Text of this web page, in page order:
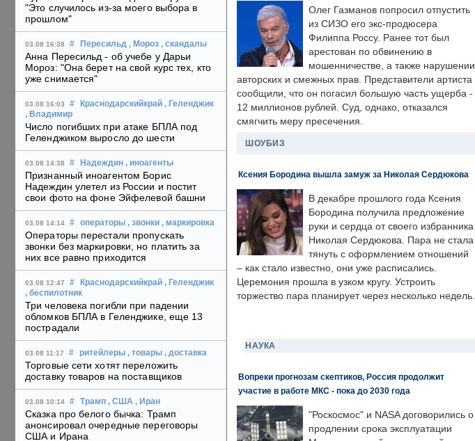
"Это случилось из-за моего выбора в
прошлом"
03.08 16:38 # Пересильд , Мороз , скандалы
Анна Пересильд - об учебе у Дарьи
Мороз: "Она берет на свой курс тех, кто
уже снимается"
03.08 16:03 # Краснодарскийкрай , Геленджик
, Владимир
Число погибших при атаке БПЛА под
Геленджиком выросло до шести
03.08 14:38 # Надеждин , иноагенты
Признанный иноагентом Борис
Надеждин улетел из России и постит
свои фото на фоне Эйфелевой башни
03.08 14:14 # операторы , звонки , маркировка
Операторы перестали пропускать
звонки без маркировки, но платить за
них все равно приходится
03.08 12:47 # Краснодарскийкрай , Геленджик
, беспилотник
Три человека погибли при падении
обломков БПЛА в Геленджике, еще 13
пострадали
03.08 11:17 # ритейлеры , товары , доставка
Торговые сети хотят переложить
доставку товаров на поставщиков
03.08 10:14 # Трамп , США , Иран
Сказка про белого бычка: Трамп
анонсировал очередные переговоры
США и Ирана
Олег Газманов попросил отпустить
из СИЗО его экс-продюсера
Филиппа Россу. Ранее тот был
арестован по обвинению в
мошенничестве, а также нарушении
авторских и смежных прав. Представители артиста
сообщили, что он погасил большую часть ущерба -
12 миллионов рублей. Суд, однако, отказался
смягчить меру пресечения.
ШОУБИЗ
Ксения Бородина вышла замуж за Николая Сердюкова
В декабре прошлого года Ксения
Бородина получила предложение
руки и сердца от своего избранника
Николая Сердюкова. Пара не стала
тянуть с оформлением отношений
– как стало известно, они уже расписались.
Церемония прошла в узком кругу. Устроить
торжество пара планирует через несколько недель.
НАУКА
Вопреки прогнозам скептиков, Россия продолжит
участие в работе МКС - пока до 2030 года
"Роскосмос" и NASA договорились о
продлении срока эксплуатации